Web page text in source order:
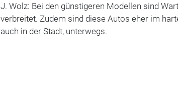
J. Wolz: Bei den günstigeren Modellen sind
verbreitet. Zudem sind diese Autos eher im
auch in der Stadt, unterwegs.